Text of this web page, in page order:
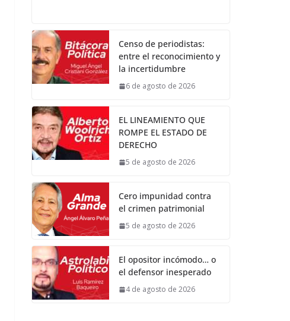
Censo de periodistas:
entre el reconocimiento y
la incertidumbre
6 de agosto de 2026
EL LINEAMIENTO QUE
ROMPE EL ESTADO DE
DERECHO
5 de agosto de 2026
Cero impunidad contra
el crimen patrimonial
5 de agosto de 2026
El opositor incómodo… o
el defensor inesperado
4 de agosto de 2026